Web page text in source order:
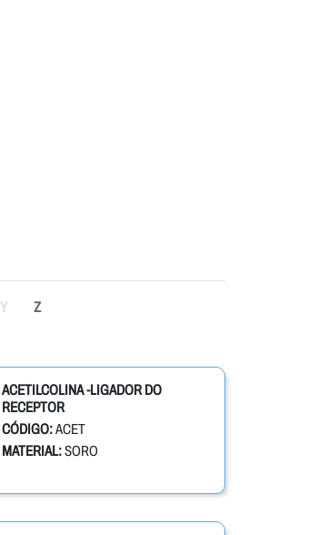
Y Z
ACETILCOLINA -LIGADOR DO
RECEPTOR
CÓDIGO:ACET
MATERIAL:SORO